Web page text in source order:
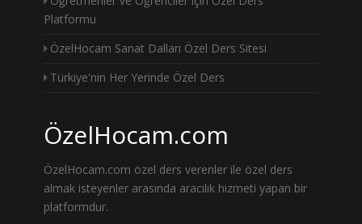
Platformu
ÖzelHocam Sanat Dalları Özel Ders Sitesi
Türkiye'nin Her Yerinde Özel Ders
ÖzelHocam.com
ÖzelHocam.com özel ders verenler ile özel ders
almak isteyenler arasında aracılık hizmeti yapan bir
platformdur.